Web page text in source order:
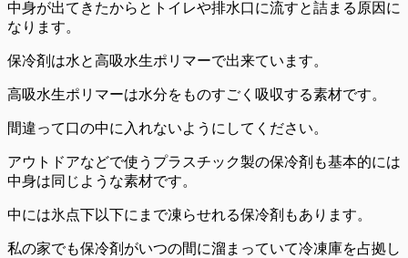
中身が出てきたからと トイレや排水口に流すと詰まる原因に
なります。
保冷剤は水と高吸水生ポリマーで出来ています。
高吸水生ポリマーは水分をものすごく吸収する素材です。
間違って口の中に入れないように してください。
アウトドアなどで使うプラスチック製の保冷剤も基本的には
中身は同じような素材です。
中には氷点下以下にまで凍らせれる保冷剤もあります。
私の家でも保冷剤がいつの間に溜まっていて冷凍庫を占拠し